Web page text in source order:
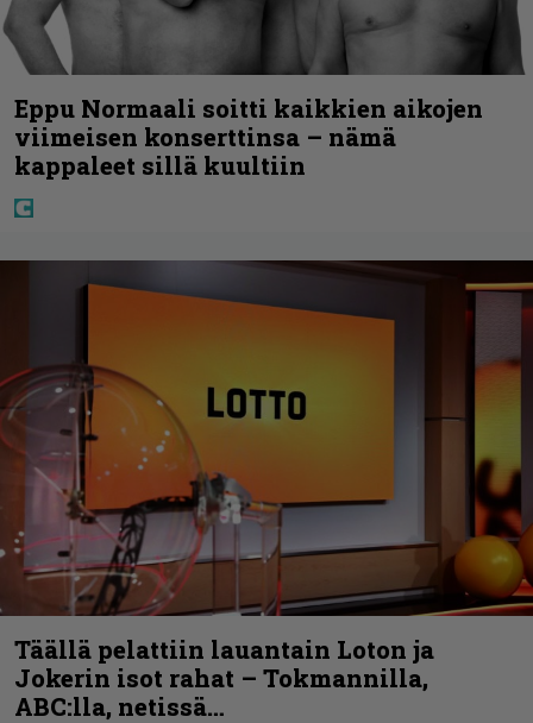
Eppu Normaali soitti kaikkien aikojen
viimeisen konserttinsa – nämä
kappaleet sillä kuultiin
Täällä pelattiin lauantain Loton ja
Jokerin isot rahat – Tokmannilla,
ABC:lla, netissä…